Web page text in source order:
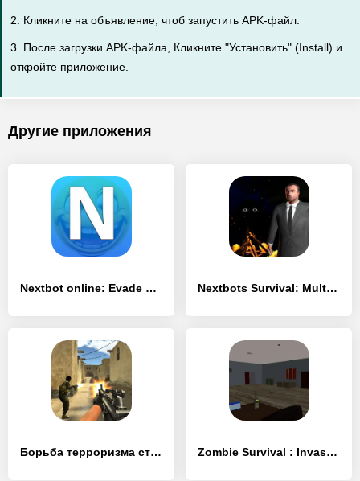
2. Кликните на объявление, чтоб запустить APK-файл.
3. После загрузки APK-файла, Кликните "Установить" (Install) и
откройте приложение.
Другие приложения
Nextbot online: Evade nextbots - [Взлом/МОД Меню] Nextbots Survival: Multiplayer - [Взлом/МОД Unlocked]
Борьба терроризма стрельба FPS - [Взлом/МОД Unlocked] Zombie Survival : Invasion - [Взлом/МОД Бесконечные деньги]